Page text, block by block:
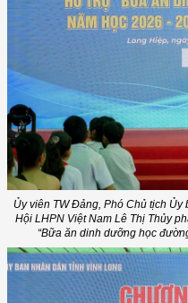
Ủy viên TW Đảng, Phó Chủ tịch Ủy
Hội LHPN Việt Nam Lê Thị Thủy
“Bữa ăn dinh dưỡng học